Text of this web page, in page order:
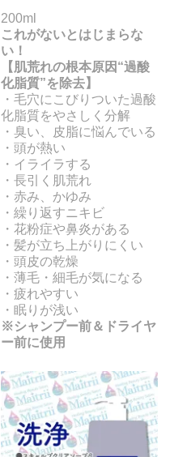
200ml
これがないとはじまらな
い！
【肌荒れの根本原因“過酸
化脂質”を除去】
・毛穴にこびりついた過酸
化脂質をやさしく分解
・臭い、皮脂に悩んでいる
・頭が熱い
・イライラする
・長引く肌荒れ
・赤み、かゆみ
・繰り返すニキビ
・花粉症や鼻炎がある
・髪が立ち上がりにくい
・頭皮の乾燥
・薄毛・細毛が気になる
・疲れやすい
・眠りが浅い
※シャンプー前＆ドライヤ
ー前に使用